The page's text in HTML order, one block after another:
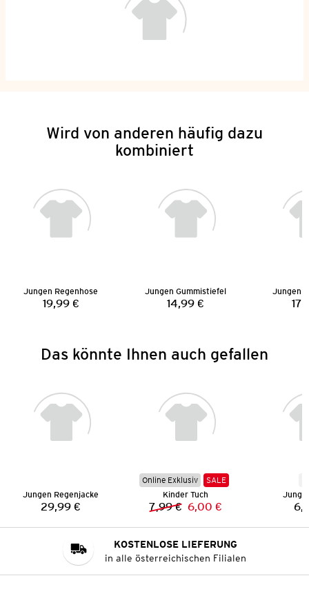
Wird von anderen häufig dazu
kombiniert
Jungen Regenhose
Preis:
19,99 €
Jungen Gummistiefel
Preis:
14,99 €
Jungen
Das könnte Ihnen auch gefallen
Jungen Regenjacke
Preis:
29,99 €
Online Exklusiv
SALE
Kinder Tuch
Vorheriger Preis:
7,99 € Neuer Preis:
6,00 €
KOSTENLOSE LIEFERUNG
in alle österreichischen Filialen